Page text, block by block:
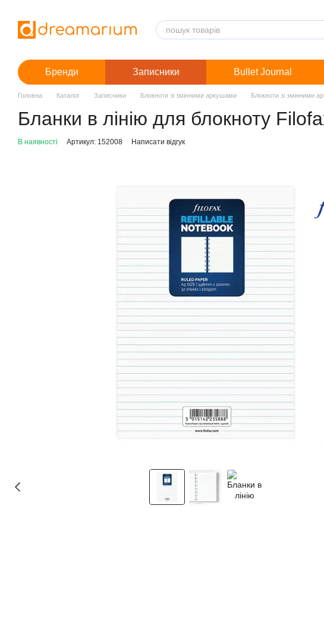
Бренди Записники Bullet Journal
Головна Каталог Записники Блокноти зі змінними аркушами Блокноти зі змінними
Бланки в лінію для блокноту
В наявності Артикул: 152008 Написати відгук